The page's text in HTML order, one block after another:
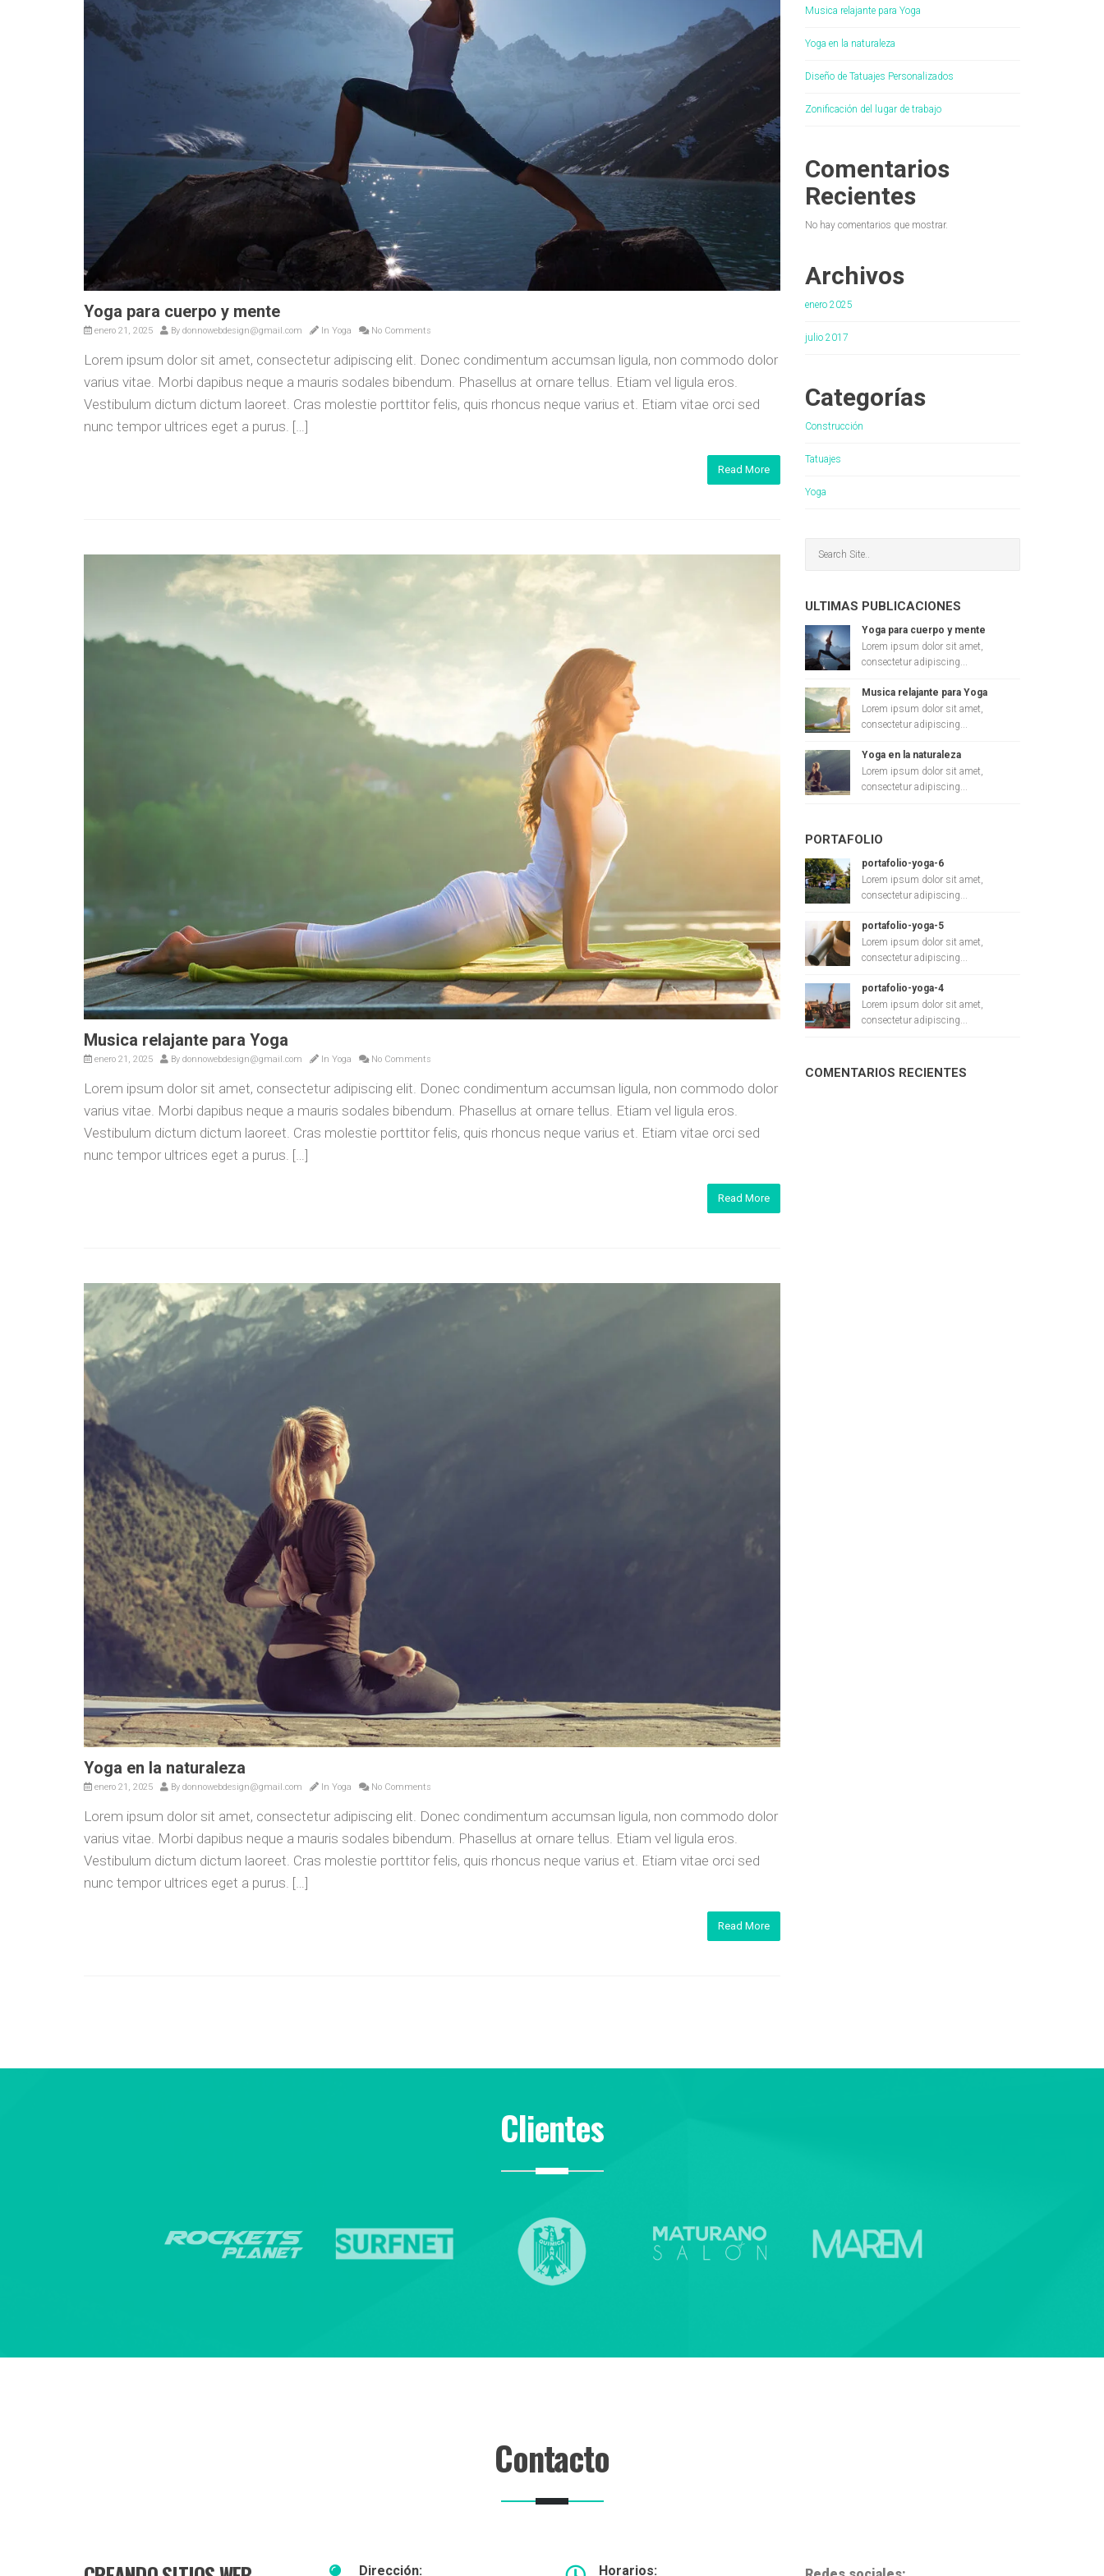
Yoga para cuerpo y mente
enero 21, 2025 By donnowebdesign@gmail.com In Yoga No Comments
Lorem ipsum dolor sit amet, consectetur adipiscing elit. Donec condimentum accumsan ligula, non commodo dolor
varius vitae. Morbi dapibus neque a mauris sodales bibendum. Phasellus at ornare tellus. Etiam vel ligula eros.
Vestibulum dictum dictum laoreet. Cras molestie porttitor felis, quis rhoncus neque varius et. Etiam vitae orci sed
nunc tempor ultrices eget a purus. […]
Read More
Musica relajante para Yoga
enero 21, 2025 By donnowebdesign@gmail.com In Yoga No Comments
Lorem ipsum dolor sit amet, consectetur adipiscing elit. Donec condimentum accumsan ligula, non commodo dolor
varius vitae. Morbi dapibus neque a mauris sodales bibendum. Phasellus at ornare tellus. Etiam vel ligula eros.
Vestibulum dictum dictum laoreet. Cras molestie porttitor felis, quis rhoncus neque varius et. Etiam vitae orci sed
nunc tempor ultrices eget a purus. […]
Read More
Yoga en la naturaleza
enero 21, 2025 By donnowebdesign@gmail.com In Yoga No Comments
Lorem ipsum dolor sit amet, consectetur adipiscing elit. Donec condimentum accumsan ligula, non commodo dolor
varius vitae. Morbi dapibus neque a mauris sodales bibendum. Phasellus at ornare tellus. Etiam vel ligula eros.
Vestibulum dictum dictum laoreet. Cras molestie porttitor felis, quis rhoncus neque varius et. Etiam vitae orci sed
nunc tempor ultrices eget a purus. […]
Read More
Musica relajante para Yoga
Yoga en la naturaleza
Diseño de Tatuajes Personalizados
Zonificación del lugar de trabajo
Comentarios
Recientes
No hay comentarios que mostrar.
Archivos
enero 2025
julio 2017
Categorías
Construcción
Tatuajes
Yoga
ULTIMAS PUBLICACIONES
Yoga para cuerpo y mente
Lorem ipsum dolor sit amet,
consectetur adipiscing...
Musica relajante para Yoga
Lorem ipsum dolor sit amet,
consectetur adipiscing...
Yoga en la naturaleza
Lorem ipsum dolor sit amet,
consectetur adipiscing...
PORTAFOLIO
portafolio-yoga-6
Lorem ipsum dolor sit amet,
consectetur adipiscing...
portafolio-yoga-5
Lorem ipsum dolor sit amet,
consectetur adipiscing...
portafolio-yoga-4
Lorem ipsum dolor sit amet,
consectetur adipiscing...
COMENTARIOS RECIENTES
Clientes
Contacto
Dirección: Horarios: